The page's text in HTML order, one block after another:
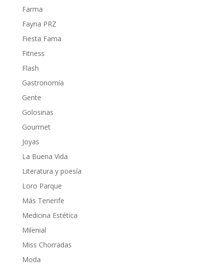
Farma
Fayna PRZ
Fiesta Fama
Fitness
Flash
Gastronomía
Gente
Golosinas
Gourmet
Joyas
La Buena Vida
Literatura y poesía
Loro Parque
Más Tenerife
Medicina Estética
Milenial
Miss Chorradas
Moda